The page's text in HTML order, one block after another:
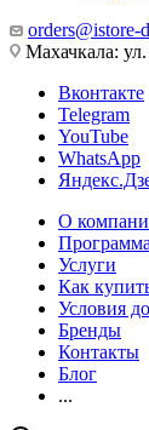
orders@istore-
Махачкала: ул.
Вконтакте
Telegram
YouTube
WhatsApp
О
Услуги
Как
Условия
Бренды
Контакты
Блог
...